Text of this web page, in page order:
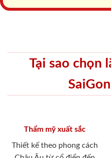
Tại sao chọn
Thẩm mỹ xuất sắc
Thiết kế theo phong cách